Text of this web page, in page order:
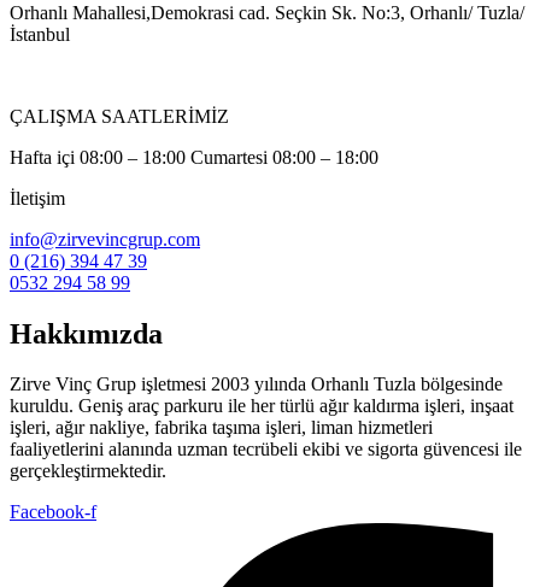
Orhanlı Mahallesi,Demokrasi cad. Seçkin Sk. No:3, Orhanlı/ Tuzla/
İstanbul
ÇALIŞMA SAATLERİMİZ
Hafta içi 08:00 – 18:00 Cumartesi 08:00 – 18:00
İletişim
info@zirvevincgrup.com
0 (216) 394 47 39
0532 294 58 99
Hakkımızda
Zirve Vinç Grup işletmesi 2003 yılında Orhanlı Tuzla bölgesinde
kuruldu. Geniş araç parkuru ile her türlü ağır kaldırma işleri, inşaat
işleri, ağır nakliye, fabrika taşıma işleri, liman hizmetleri
faaliyetlerini alanında uzman tecrübeli ekibi ve sigorta güvencesi ile
gerçekleştirmektedir.
Facebook-f